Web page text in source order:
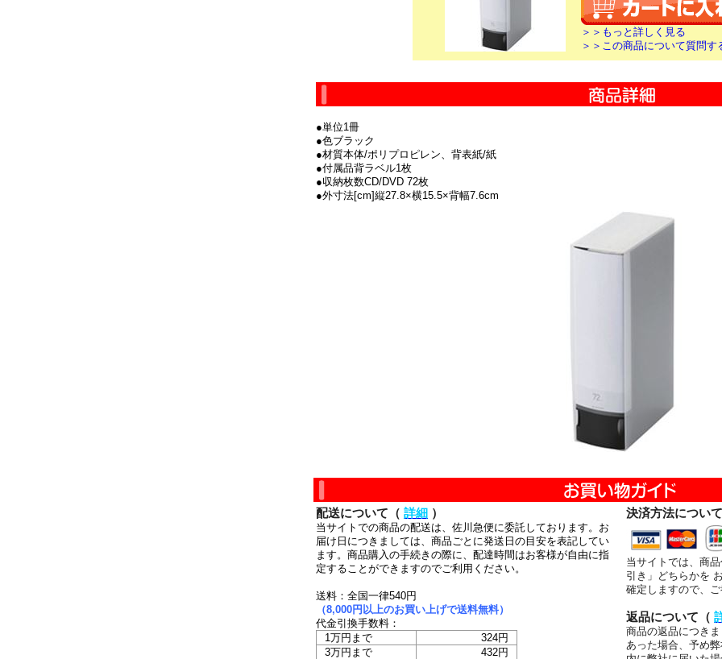
＞＞もっと詳しく見る
＞＞この商品について質問す
●単位1冊
●色ブラック
●材質本体/ポリプロピレン、背表紙/紙
●付属品背ラベル1枚
●収納枚数CD/DVD 72枚
●外寸法[cm]縦27.8×横15.5×背幅7.6cm
配送について（ 詳細 ）
当サイトでの商品の配送は、佐川急便に委託しております。お
届け日につきましては、商品ごとに発送日の目安を表記してい
ます。商品購入の手続きの際に、配達時間はお客様が自由に指
定することができますのでご利用ください。
送料：全国一律540円
（8,000円以上のお買い上げで送料無料）
代金引換手数料：
1万円まで
324円
3万円まで
432円
決済方法につい
当サイトでは、商
引き」どちらかを
確定しますので、
返品について（
商品の返品につき
あった場合、予め